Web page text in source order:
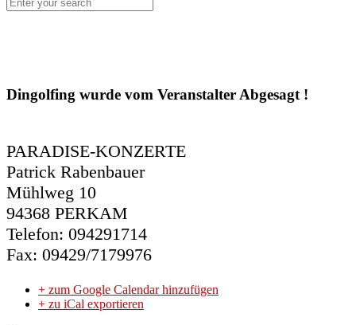
Dingolfing wurde vom Veranstalter Abgesagt !
PARADISE-KONZERTE
Patrick Rabenbauer
Mühlweg 10
94368 PERKAM
Telefon: 094291714
Fax: 09429/7179976
+ zum Google Calendar hinzufügen
+ zu iCal exportieren